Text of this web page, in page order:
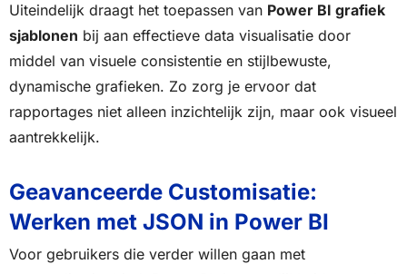
Uiteindelijk draagt het toepassen van Power BI grafiek
sjablonen bij aan effectieve data visualisatie door
middel van visuele consistentie en stijlbewuste,
dynamische grafieken. Zo zorg je ervoor dat
rapportages niet alleen inzichtelijk zijn, maar ook visueel
aantrekkelijk.
Geavanceerde Customisatie:
Werken met JSON in Power BI
Voor gebruikers die verder willen gaan met